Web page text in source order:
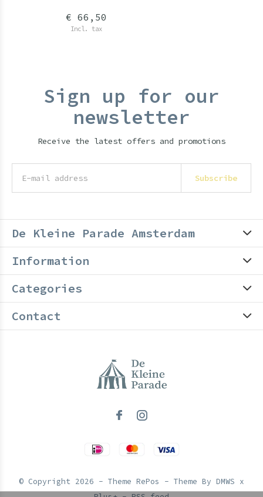
€ 66,50
Incl. tax
Sign up for our
newsletter
Receive the latest offers and promotions
Subscribe
De Kleine Parade Amsterdam
Information
Categories
Contact
© Copyright 2026 - Theme RePos - Theme By DMWS x